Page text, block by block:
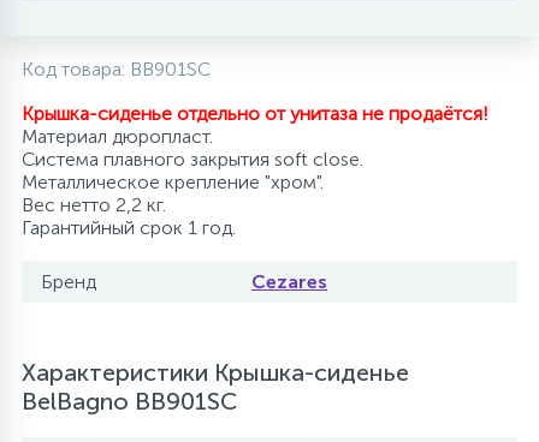
Код товара: BB901SC
Крышка-сиденье отдельно от унитаза не продаётся!
Материал дюропласт.
Система плавного закрытия soft close.
Металлическое крепление "хром".
Вес нетто 2,2 кг.
Гарантийный срок 1 год.
Бренд Cezares
Характеристики Крышка-сиденье
BelBagno BB901SC